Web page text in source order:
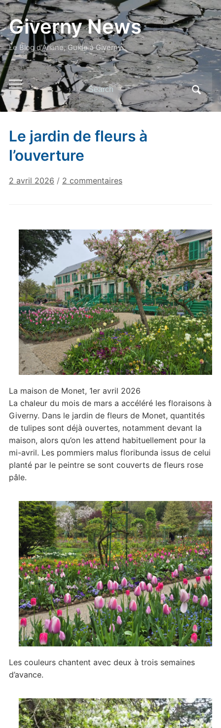
Giverny News
Le Blog d'Ariane, Guide à Giverny
Toggle
mobile
menu
Search
for:
Le jardin de fleurs à
l’ouverture
2 avril 2026 / 2 commentairessur
fleurs
à
l’ouverture
La maison de Monet, 1er avril 2026
La chaleur du mois de mars a accéléré les floraisons à
Giverny. Dans le jardin de fleurs de Monet, quantités
de tulipes sont déjà ouvertes, notamment devant la
maison, alors qu’on les attend habituellement pour la
mi-avril. Les pommiers malus floribunda issus de celui
planté par le peintre se sont couverts de fleurs rose
pâle.
Les couleurs chantent avec deux à trois semaines
d’avance.